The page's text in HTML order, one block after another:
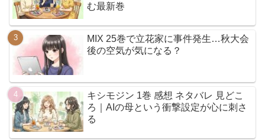
む最新巻
MIX 25巻で立花家に事件発生…秋大会
後の空気が気になる？
キシモジン 1巻 感想 ネタバレ 見どこ
ろ｜AIの母という衝撃設定が心に刺さ
る